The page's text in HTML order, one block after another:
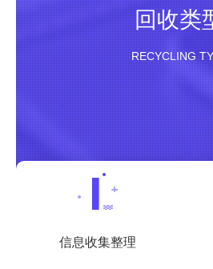
回收类
RECYCLING
信息收集整理